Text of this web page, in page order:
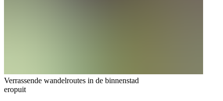
Verrassende wandelroutes in de binnenstad
eropuit